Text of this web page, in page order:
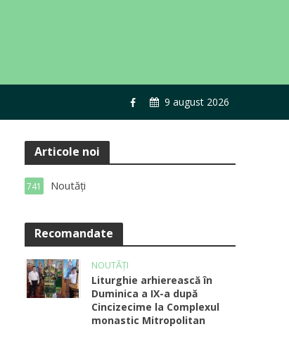
9 august 2026
Articole noi
Noutăți
741
Recomandate
NOUTĂȚI
Liturghie arhierească în
Duminica a IX-a după
Cincizecime la Complexul
monastic Mitropolitan